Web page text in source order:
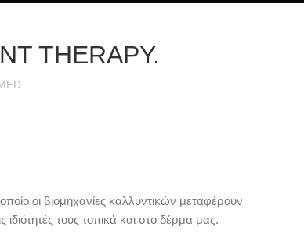
THERAPY.
οι βιομηχανίες καλλυντικών μεταφέρουν
τους τοπικά και στο δέρμα μας.